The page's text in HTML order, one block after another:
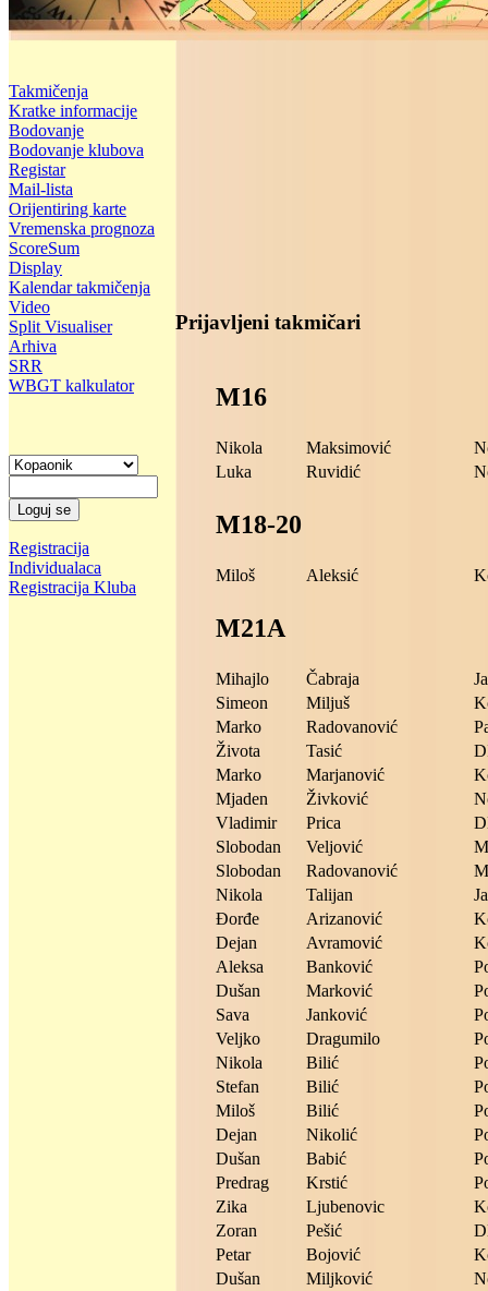
Takmičenja
Kratke informacije
Bodovanje
Bodovanje klubova
Registar
Mail-lista
Orijentiring karte
Vremenska prognoza
ScoreSum
Display
Kalendar takmičenja
Video
Split Visualiser
Arhiva
SRR
WBGT kalkulator
Registracija
Individualaca
Registracija Kluba
Prijavljeni takmičari
M16
Nikola Maksimović
Luka
Ruvidić
M18-20
Miloš Aleksić
M21A
Mihajlo Čabraja
Simeon
Miljuš
Marko
Radovanović
Života
Tasić
Marko
Marjanović
Mjaden
Živković
Vladimir
Prica
Slobodan
Veljović
Slobodan
Radovanović
Nikola
Talijan
Đorđe
Arizanović
Dejan
Avramović
Aleksa
Banković
Dušan
Marković
Sava
Janković
Veljko
Dragumilo
Nikola
Bilić
Stefan
Bilić
Miloš
Bilić
Dejan
Nikolić
Dušan
Babić
Predrag
Krstić
Zika
Ljubenovic
Zoran
Pešić
Petar
Bojović
Dušan
Miljković